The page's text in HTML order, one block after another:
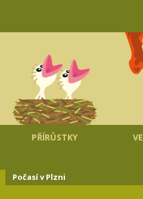
PŘÍRŮSTKY
Počasí v Plzni